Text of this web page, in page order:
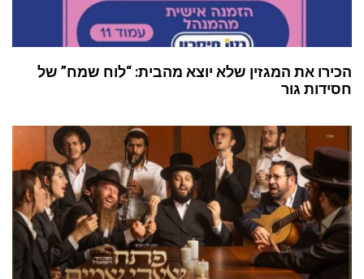
הכירו את המגזין שלא יוצא מהבית: “לוח שמח” של
חסידות גור